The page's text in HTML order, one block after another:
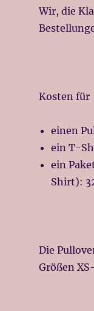
Wir, die
Kosten für
einen
ein T-
ein
Shirt):
Die
Größen